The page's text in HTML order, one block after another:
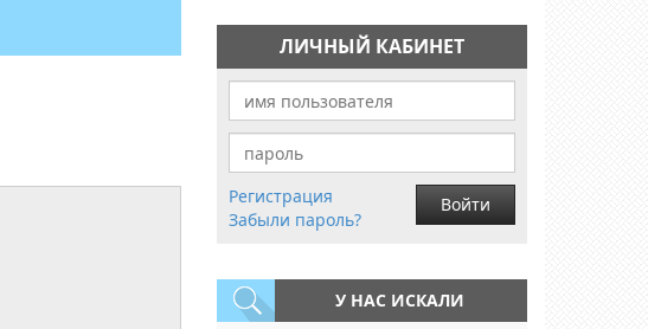
ЛИЧНЫЙ КАБИНЕТ
Регистрация
Забыли пароль?
Войти
У НАС ИСКАЛИ